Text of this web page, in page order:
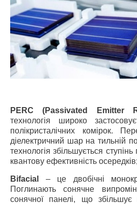
PERC (Passivated Emitter
технологія широко
полікристалічних комірок.
діелектричний шар на тильній
технологія збільшується
квантову ефективність осередків;
Bifacial
– це двобічні
Поглинають сонячне
сонячної панелі, що збільшує